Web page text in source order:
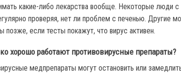
какие-либо лекарства вообще. Некоторые люди
проверяя, нет ли проблем с печенью. Другие
позже, если тесты покажут, что вирус активен.
хорошо работают противовирусные препараты?
медпрепараты могут остановить или